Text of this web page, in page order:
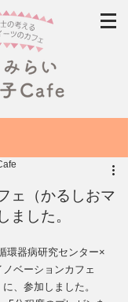
ェ（かるしおマ
ました。
環器病研究センター×
ベーションカフェ
、参加しました。